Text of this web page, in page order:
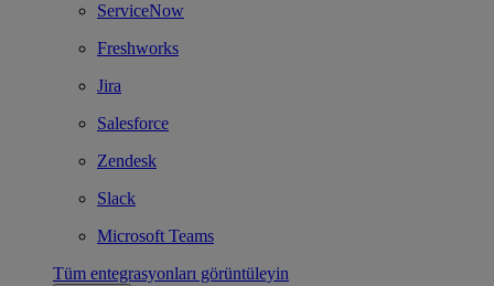
ServiceNow
Freshworks
Jira
Salesforce
Zendesk
Slack
Microsoft Teams
Tüm entegrasyonları görüntüleyin